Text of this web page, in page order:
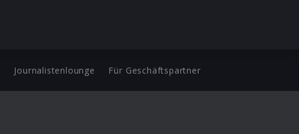
Journalistenlounge Für Geschäftspartner